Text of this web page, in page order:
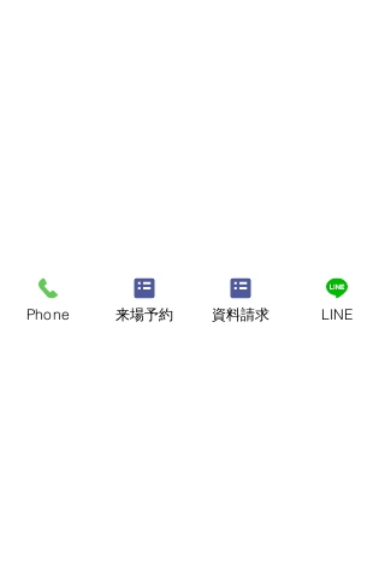
Phone 来場予約 資料請求 LINE